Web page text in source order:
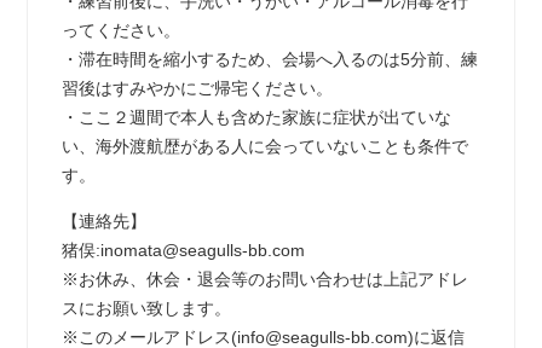
ってください。
・滞在時間を縮小するため、会場へ入るのは5分前、練
習後はすみやかにご帰宅ください。
・ここ２週間で本人も含めた家族に症状が出ていな
い、海外渡航歴がある人に会っていないことも条件で
す。
【連絡先】
猪俣:inomata@seagulls-bb.com
※お休み、休会・退会等のお問い合わせは上記アドレ
スにお願い致します。
※このメールアドレス(info@seagulls-bb.com)に返信